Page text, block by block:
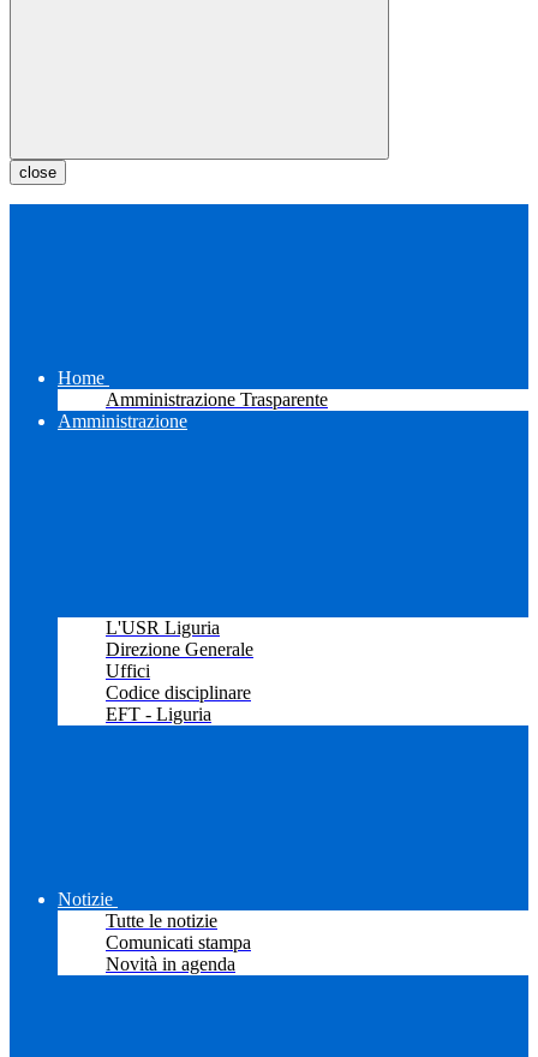
close
Home
Amministrazione Trasparente
Amministrazione
L'USR Liguria
Direzione Generale
Uffici
Codice disciplinare
EFT - Liguria
Notizie
Tutte le notizie
Comunicati stampa
Novità in agenda